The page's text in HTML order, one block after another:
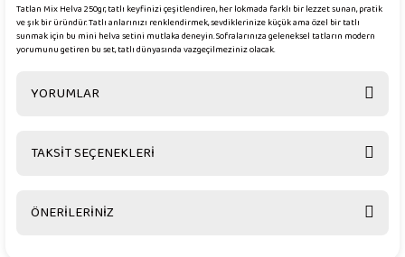
Tatlan Mix Helva 250gr, tatlı keyfinizi çeşitlendiren, her lokmada farklı bir lezzet sunan, pratik
ve şık bir üründür. Tatlı anlarınızı renklendirmek, sevdiklerinize küçük ama özel bir tatlı
sunmak için bu mini helva setini mutlaka deneyin. Sofralarınıza geleneksel tatların modern
yorumunu getiren bu set, tatlı dünyasında vazgeçilmeziniz olacak.
YORUMLAR
TAKSİT SEÇENEKLERİ
ÖNERİLERİNİZ